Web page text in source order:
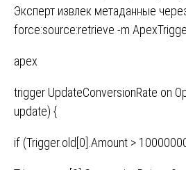
Эксперт извлек метаданные
force:source:retrieve -m
apex
trigger UpdateConversionRate on
update) {
if (Trigger.old[0].Amount >